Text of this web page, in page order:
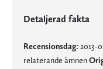
Detaljerad fakta
Recensionsdag: 2013-
relaterande ämnen